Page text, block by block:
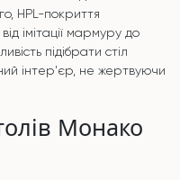
HPL-покриття
імітації мармуру до
підібрати стіл
інтер'єр, не жертвуючи
Монако